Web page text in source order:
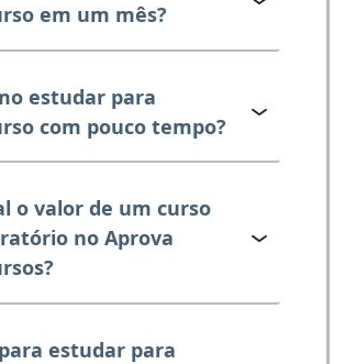
em um mês?
estudar para
com pouco tempo?
o valor de um curso
no Aprova
estudar para